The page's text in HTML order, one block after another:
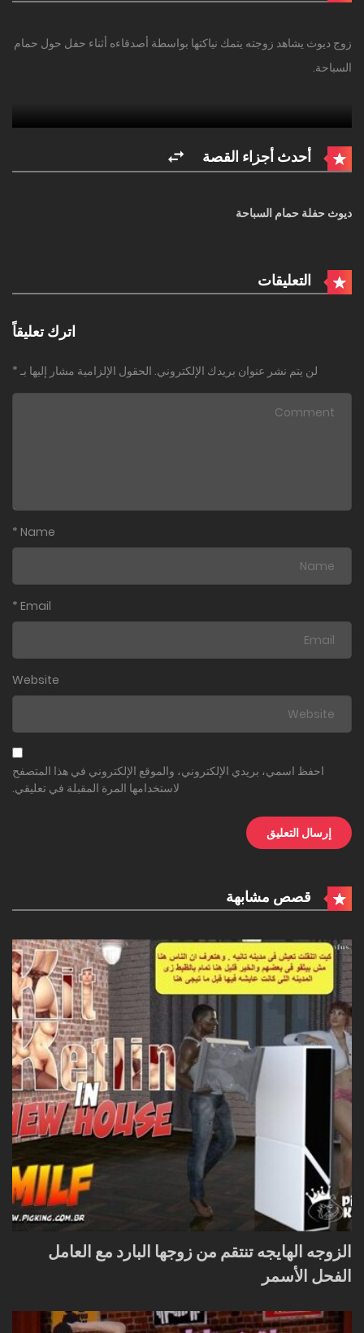
زوج ديوث يشاهد زوجته يتمك نياكتها بواسطة أصدقاءه أثناء حفل حول حمام
السباحة.
أحدث أجزاء القصة
ديوث حفلة حمام السباحة
التعليقات
اترك تعليقاً
لن يتم نشر عنوان بريدك الإلكتروني. الحقول الإلزامية مشار إليها بـ *
Name
*
Email
*
Website
احفظ اسمي، بريدي الإلكتروني، والموقع الإلكتروني في هذا المتصفح
لاستخدامها المرة المقبلة في تعليقي.
قصص مشابهة
الزوجه الهايجه تنتقم من زوجها البارد مع العامل
الفحل الأسمر